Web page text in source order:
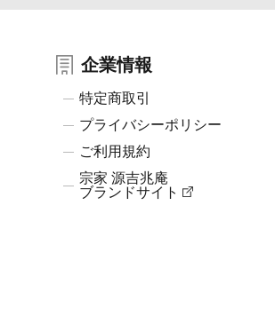
企業情報
特定商取引
プライバシーポリシー
ご利用規約
宗家 源吉兆庵
ブランドサイト